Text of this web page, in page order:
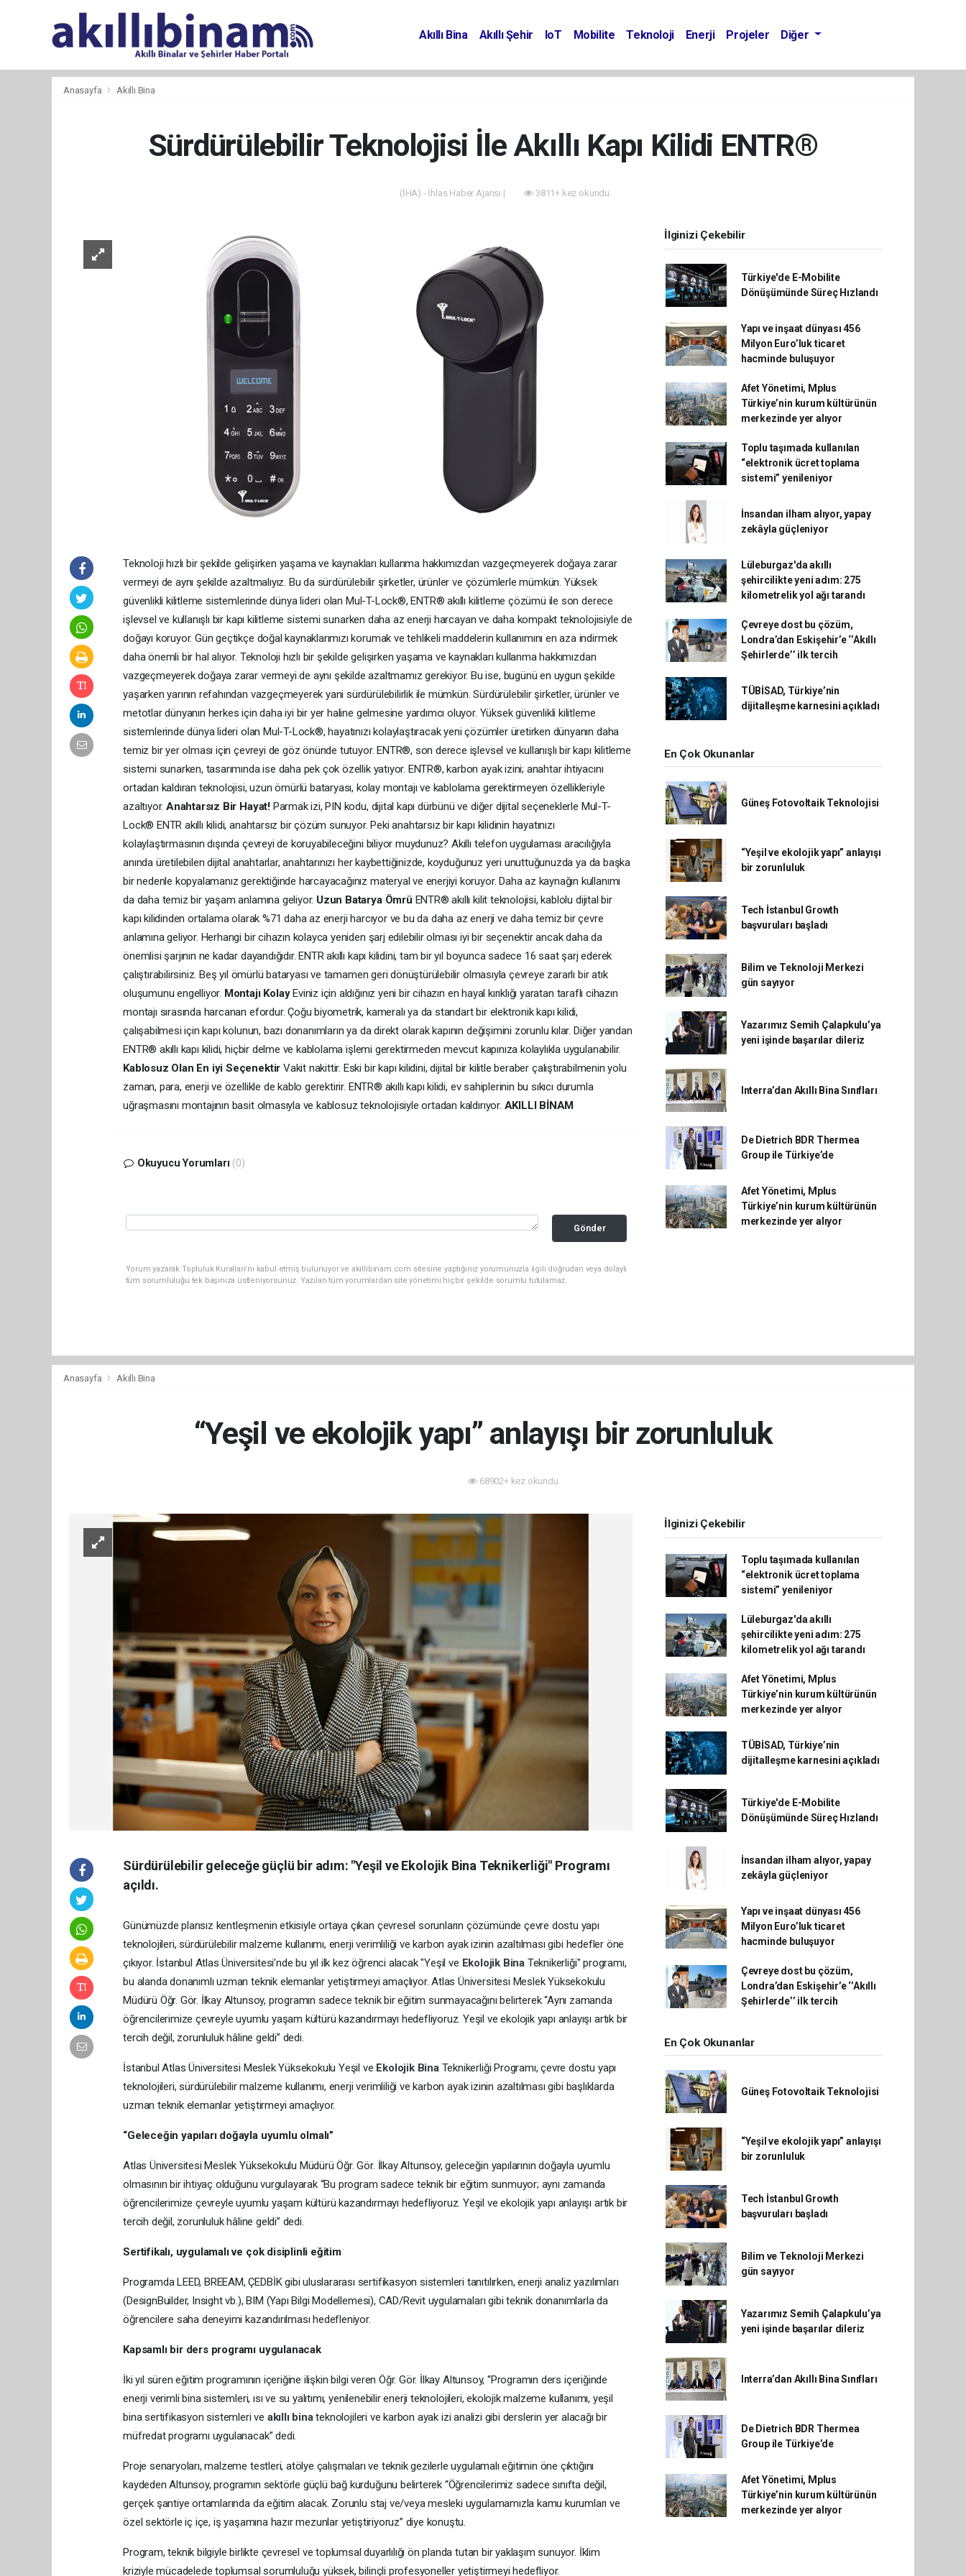
Akıllı Bina Akıllı Şehir IoT Mobilite Teknoloji Enerji Projeler Diğer
Anasayfa Akıllı Bina
Sürdürülebilir Teknolojisi İle Akıllı Kapı Kilidi ENTR®
(İHA) - İhlas Haber Ajansı | 3811+ kez okundu.
Teknoloji hızlı bir şekilde gelişirken yaşama ve kaynakları kullanma hakkımızdan vazgeçmeyerek doğaya zarar
vermeyi de aynı şekilde azaltmalıyız. Bu da sürdürülebilir şirketler, ürünler ve çözümlerle mümkün. Yüksek
güvenlikli kilitleme sistemlerinde dünya lideri olan Mul-T-Lock®, ENTR® akıllı kilitleme çözümü ile son derece
işlevsel ve kullanışlı bir kapı kilitleme sistemi sunarken daha az enerji harcayan ve daha kompakt teknolojisiyle de
doğayı koruyor. Gün geçtikçe doğal kaynaklarımızı korumak ve tehlikeli maddelerin kullanımını en aza indirmek
daha önemli bir hal alıyor. Teknoloji hızlı bir şekilde gelişirken yaşama ve kaynakları kullanma hakkımızdan
vazgeçmeyerek doğaya zarar vermeyi de aynı şekilde azaltmamız gerekiyor. Bu ise, bugünü en uygun şekilde
yaşarken yarının refahından vazgeçmeyerek yani sürdürülebilirlik ile mümkün. Sürdürülebilir şirketler, ürünler ve
metotlar dünyanın herkes için daha iyi bir yer haline gelmesine yardımcı oluyor. Yüksek güvenlikli kilitleme
sistemlerinde dünya lideri olan Mul-T-Lock®, hayatınızı kolaylaştıracak yeni çözümler üretirken dünyanın daha
temiz bir yer olması için çevreyi de göz önünde tutuyor. ENTR®, son derece işlevsel ve kullanışlı bir kapı kilitleme
sistemi sunarken, tasarımında ise daha pek çok özellik yatıyor. ENTR®, karbon ayak izini; anahtar ihtiyacını
ortadan kaldıran teknolojisi, uzun ömürlü bataryası, kolay montajı ve kablolama gerektirmeyen özellikleriyle
azaltıyor. Anahtarsız Bir Hayat!Parmak izi, PIN kodu, dijital kapı dürbünü ve diğer dijital seçeneklerle Mul-T-
Lock® ENTR akıllı kilidi, anahtarsız bir çözüm sunuyor. Peki anahtarsız bir kapı kilidinin hayatınızı
kolaylaştırmasının dışında çevreyi de koruyabileceğini biliyor muydunuz? Akıllı telefon uygulaması aracılığıyla
anında üretilebilen dijital anahtarlar, anahtarınızı her kaybettiğinizde, koyduğunuz yeri unuttuğunuzda ya da başka
bir nedenle kopyalamanız gerektiğinde harcayacağınız materyal ve enerjiyi koruyor. Daha az kaynağın kullanımı
da daha temiz bir yaşam anlamına geliyor. Uzun Batarya Ömrü ENTR® akıllı kilit teknolojisi, kablolu dijital bir
kapı kilidinden ortalama olarak %71 daha az enerji harcıyor ve bu da daha az enerji ve daha temiz bir çevre
anlamına geliyor. Herhangi bir cihazın kolayca yeniden şarj edilebilir olması iyi bir seçenektir ancak daha da
önemlisi şarjının ne kadar dayandığıdır. ENTR akıllı kapı kilidini, tam bir yıl boyunca sadece 16 saat şarj ederek
çalıştırabilirsiniz. Beş yıl ömürlü bataryası ve tamamen geri dönüştürülebilir olmasıyla çevreye zararlı bir atık
oluşumunu engelliyor. Montajı KolayEviniz için aldığınız yeni bir cihazın en hayal kırıklığı yaratan taraflı cihazın
montajı sırasında harcanan efordur. Çoğu biyometrik, kameralı ya da standart bir elektronik kapı kilidi,
çalışabilmesi için kapı kolunun, bazı donanımların ya da direkt olarak kapının değişimini zorunlu kılar. Diğer yandan
ENTR® akıllı kapı kilidi, hiçbir delme ve kablolama işlemi gerektirmeden mevcut kapınıza kolaylıkla uygulanabilir.
Kablosuz Olan En iyi Seçenektir Vakit nakittir. Eski bir kapı kilidini, dijital bir kilitle beraber çalıştırabilmenin yolu
zaman, para, enerji ve özellikle de kablo gerektirir. ENTR® akıllı kapı kilidi, ev sahiplerinin bu sıkıcı durumla
uğraşmasını montajının basit olmasıyla ve kablosuz teknolojisiyle ortadan kaldırıyor. AKILLI BİNAM
Okuyucu Yorumları (0)
Gönder
Yorum yazarak Topluluk Kuralları’nı kabul etmiş bulunuyor ve akillibinam.com sitesine yaptığınız yorumunuzla ilgili doğrudan veya dolaylı
tüm sorumluluğu tek başınıza üstleniyorsunuz. Yazılan tüm yorumlardan site yönetimi hiçbir şekilde sorumlu tutulamaz.
İlginizi Çekebilir
Türkiye'de E-Mobilite
Dönüşümünde Süreç Hızlandı
Yapı ve inşaat dünyası 456
Milyon Euro’luk ticaret
hacminde buluşuyor
Afet Yönetimi, Mplus
Türkiye’nin kurum kültürünün
merkezinde yer alıyor
Toplu taşımada kullanılan
“elektronik ücret toplama
sistemi” yenileniyor
İnsandan ilham alıyor, yapay
zekâyla güçleniyor
Lüleburgaz'da akıllı
şehircilikte yeni adım: 275
kilometrelik yol ağı tarandı
Çevreye dost bu çözüm,
Londra’dan Eskişehir’e ‘’Akıllı
Şehirlerde’’ ilk tercih
TÜBİSAD, Türkiye’nin
dijitalleşme karnesini açıkladı
En Çok Okunanlar
Güneş Fotovoltaik Teknolojisi
“Yeşil ve ekolojik yapı” anlayışı
bir zorunluluk
Tech İstanbul Growth
başvuruları başladı
Bilim ve Teknoloji Merkezi
gün sayıyor
Yazarımız Semih Çalapkulu’ya
yeni işinde başarılar dileriz
Interra’dan Akıllı Bina Sınıfları
De Dietrich BDR Thermea
Group ile Türkiye’de
Afet Yönetimi, Mplus
Türkiye’nin kurum kültürünün
merkezinde yer alıyor
Anasayfa Akıllı Bina
“Yeşil ve ekolojik yapı” anlayışı bir zorunluluk
68902+ kez okundu.
Sürdürülebilir geleceğe güçlü bir adım: "Yeşil ve Ekolojik Bina Teknikerliği" Programı
açıldı.
Günümüzde plansız kentleşmenin etkisiyle ortaya çıkan çevresel sorunların çözümünde çevre dostu yapı
teknolojileri, sürdürülebilir malzeme kullanımı, enerji verimliliği ve karbon ayak izinin azaltılması gibi hedefler öne
çıkıyor. İstanbul Atlas Üniversitesi’nde bu yıl ilk kez öğrenci alacak "Yeşil ve Ekolojik Bina Teknikerliği" programı,
bu alanda donanımlı uzman teknik elemanlar yetiştirmeyi amaçlıyor. Atlas Üniversitesi Meslek Yüksekokulu
Müdürü Öğr. Gör. İlkay Altunsoy, programın sadece teknik bir eğitim sunmayacağını belirterek “Aynı zamanda
öğrencilerimize çevreyle uyumlu yaşam kültürü kazandırmayı hedefliyoruz. Yeşil ve ekolojik yapı anlayışı artık bir
tercih değil, zorunluluk hâline geldi” dedi.
İstanbul Atlas Üniversitesi Meslek Yüksekokulu Yeşil ve Ekolojik Bina Teknikerliği Programı, çevre dostu yapı
teknolojileri, sürdürülebilir malzeme kullanımı, enerji verimliliği ve karbon ayak izinin azaltılması gibi başlıklarda
uzman teknik elemanlar yetiştirmeyi amaçlıyor.
“Geleceğin yapıları doğayla uyumlu olmalı”
Atlas Üniversitesi Meslek Yüksekokulu Müdürü Öğr. Gör. İlkay Altunsoy, geleceğin yapılarının doğayla uyumlu
olmasının bir ihtiyaç olduğunu vurgulayarak “Bu program sadece teknik bir eğitim sunmuyor; aynı zamanda
öğrencilerimize çevreyle uyumlu yaşam kültürü kazandırmayı hedefliyoruz. Yeşil ve ekolojik yapı anlayışı artık bir
tercih değil, zorunluluk hâline geldi” dedi.
Sertifikalı, uygulamalı ve çok disiplinli eğitim
Programda LEED, BREEAM, ÇEDBİK gibi uluslararası sertifikasyon sistemleri tanıtılırken, enerji analiz yazılımları
(DesignBuilder, Insight vb.), BIM (Yapı Bilgi Modellemesi), CAD/Revit uygulamaları gibi teknik donanımlarla da
öğrencilere saha deneyimi kazandırılması hedefleniyor.
Kapsamlı bir ders programı uygulanacak
İki yıl süren eğitim programının içeriğine ilişkin bilgi veren Öğr. Gör. İlkay Altunsoy, “Programın ders içeriğinde
enerji verimli bina sistemleri, ısı ve su yalıtımı, yenilenebilir enerji teknolojileri, ekolojik malzeme kullanımı, yeşil
bina sertifikasyon sistemleri ve akıllı binateknolojileri ve karbon ayak izi analizi gibi derslerin yer alacağı bir
müfredat programı uygulanacak” dedi.
Proje senaryoları, malzeme testleri, atölye çalışmaları ve teknik gezilerle uygulamalı eğitimin öne çıktığını
kaydeden Altunsoy, programın sektörle güçlü bağ kurduğunu belirterek “Öğrencilerimiz sadece sınıfta değil,
gerçek şantiye ortamlarında da eğitim alacak. Zorunlu staj ve/veya mesleki uygulamamızla kamu kurumları ve
özel sektörle iç içe, iş yaşamına hazır mezunlar yetiştiriyoruz” diye konuştu.
Program, teknik bilgiyle birlikte çevresel ve toplumsal duyarlılığı ön planda tutan bir yaklaşım sunuyor. İklim
kriziyle mücadelede toplumsal sorumluluğu yüksek, bilinçli profesyoneller yetiştirmeyi hedefliyor.
İlginizi Çekebilir
Toplu taşımada kullanılan
“elektronik ücret toplama
sistemi” yenileniyor
Lüleburgaz'da akıllı
şehircilikte yeni adım: 275
kilometrelik yol ağı tarandı
Afet Yönetimi, Mplus
Türkiye’nin kurum kültürünün
merkezinde yer alıyor
TÜBİSAD, Türkiye’nin
dijitalleşme karnesini açıkladı
Türkiye'de E-Mobilite
Dönüşümünde Süreç Hızlandı
İnsandan ilham alıyor, yapay
zekâyla güçleniyor
Yapı ve inşaat dünyası 456
Milyon Euro’luk ticaret
hacminde buluşuyor
Çevreye dost bu çözüm,
Londra’dan Eskişehir’e ‘’Akıllı
Şehirlerde’’ ilk tercih
En Çok Okunanlar
Güneş Fotovoltaik Teknolojisi
“Yeşil ve ekolojik yapı” anlayışı
bir zorunluluk
Tech İstanbul Growth
başvuruları başladı
Bilim ve Teknoloji Merkezi
gün sayıyor
Yazarımız Semih Çalapkulu’ya
yeni işinde başarılar dileriz
Interra’dan Akıllı Bina Sınıfları
De Dietrich BDR Thermea
Group ile Türkiye’de
Afet Yönetimi, Mplus
Türkiye’nin kurum kültürünün
merkezinde yer alıyor